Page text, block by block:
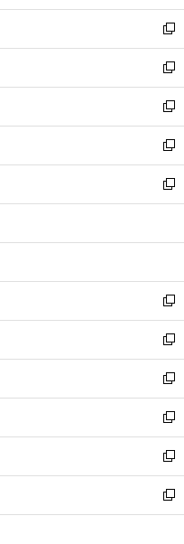
開
く
ウ
で
開
く
ン
ド
ウ
で
開
く
ウ
ィ
ン
ド
ウ
で
開
く
新
し
い
ウ
ィ
ン
ド
ウ
で
開
新
し
い
ウ
ィ
ン
ド
ウ
開
新
し
い
ウ
ィ
ン
ウ
開
く
新
し
い
ウ
ン
ウ
で
開
く
新
し
ウ
ン
ド
ウ
で
開
く
新
し
い
ウ
ィ
ン
ド
ウ
で
開
く
新
し
い
ウ
ィ
ン
ド
ウ
で
開
新
し
い
ウ
ィ
ン
ド
ウ
新
し
い
ウ
ィ
ン
新
し
い
ウ
新
し